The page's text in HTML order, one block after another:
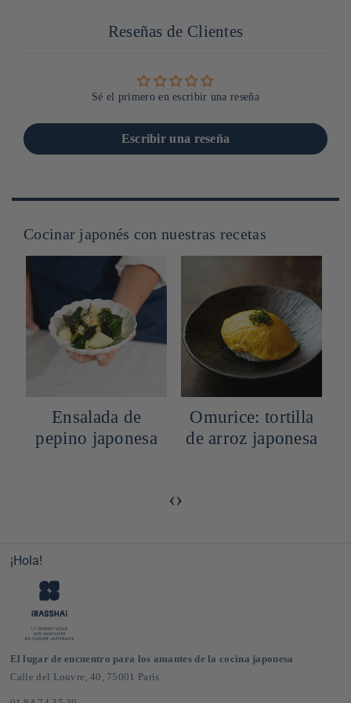
Reseñas de Clientes
Sé el primero en escribir una reseña
Escribir una reseña
Cocinar japonés con nuestras recetas
Ensalada de
pepino japonesa
Omurice: tortilla
de arroz japonesa
‹›
¡Hola!
El lugar de encuentro para los amantes de la cocina japonesa
Calle del Louvre, 40, 75001 París